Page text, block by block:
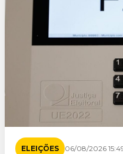
ELEIÇÕES 06/08/2026